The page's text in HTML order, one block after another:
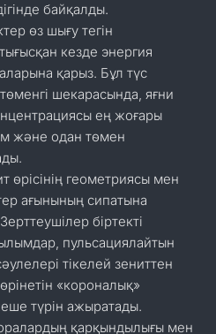
байқалды.
өз шығу тегін
кезде энергия
қарыз. Бұл түс
шекарасында, яғни
ең жоғары
және одан төмен
өрісінің геометриясы мен
ағынының сипатына
біртекті
пульсациялайтын
тікелей зениттен
«короналық»
түрін ажыратады.
қарқындылығы мен